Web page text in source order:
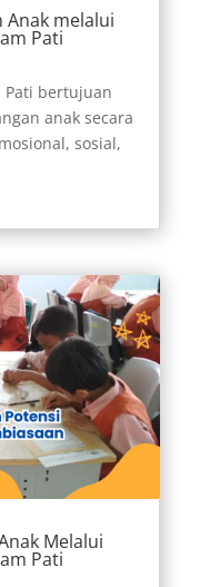
melalui
Pati
Pati bertujuan
anak secara
sosial,
Melalui
Pati